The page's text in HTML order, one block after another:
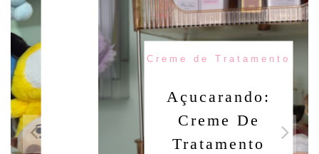
Creme de Tratamento
Açucarando:
Creme De
Tratamento